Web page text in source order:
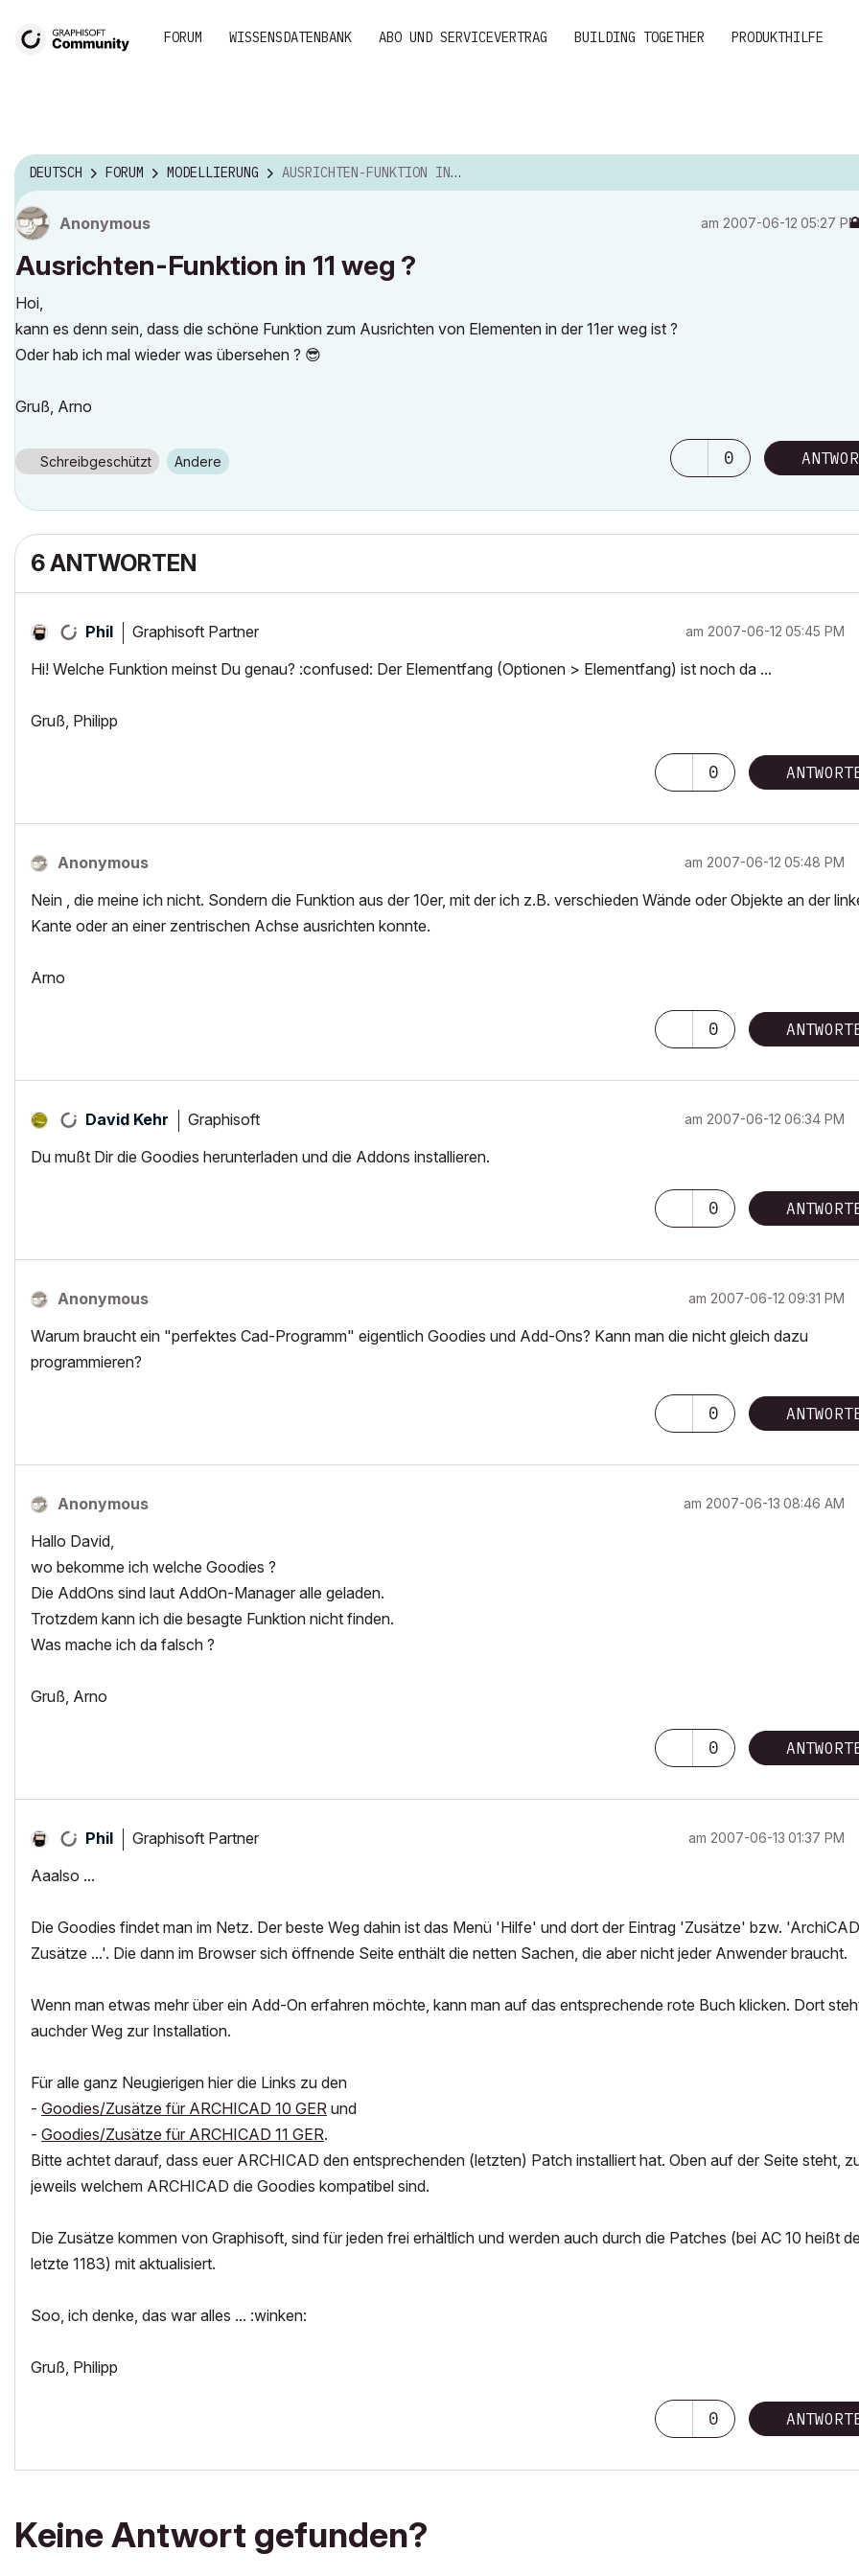
FORUM WISSENSDATENBANK ABO UND SERVICEVERTRAG BUILDING TOGETHER PRODUKTHILFE
DEUTSCH FORUM MODELLIERUNG AUSRICHTEN-FUNKTION IN 11 WEG ?
Anonymous am ‎2007-06-12 05:27 PM
Ausrichten-Funktion in 11 weg ?
Hoi,
kann es denn sein, dass die schöne Funktion zum Ausrichten von Elementen in der 11er weg ist ?
Oder hab ich mal wieder was übersehen ? 😎
Gruß, Arno
Schreibgeschützt Andere 0
6 ANTWORTEN
Phil Graphisoft Partner am ‎2007-06-12 05:45 PM
Hi! Welche Funktion meinst Du genau? :confused: Der Elementfang (Optionen > Elementfang) ist noch da ...
Gruß, Philipp
0
Anonymous am ‎2007-06-12 05:48 PM
Nein , die meine ich nicht. Sondern die Funktion aus der 10er, mit der ich z.B. verschieden Wände oder Objekte an der
Kante oder an einer zentrischen Achse ausrichten konnte.
Arno
0
David Kehr Graphisoft am ‎2007-06-12 06:34 PM
Du mußt Dir die Goodies herunterladen und die Addons installieren.
0
Anonymous am ‎2007-06-12 09:31 PM
Warum braucht ein "perfektes Cad-Programm" eigentlich Goodies und Add-Ons? Kann man die nicht gleich dazu
programmieren?
0
Anonymous am ‎2007-06-13 08:46 AM
Hallo David,
wo bekomme ich welche Goodies ?
Die AddOns sind laut AddOn-Manager alle geladen.
Trotzdem kann ich die besagte Funktion nicht finden.
Was mache ich da falsch ?
Gruß, Arno
0
Phil Graphisoft Partner am ‎2007-06-13 01:37 PM
Aaalso ...
Die Goodies findet man im Netz. Der beste Weg dahin ist das Menü 'Hilfe' und dort der Eintrag 'Zusätze' bzw.
Zusätze ...'. Die dann im Browser sich öffnende Seite enthält die netten Sachen, die aber nicht jeder Anwender braucht.
Wenn man etwas mehr über ein Add-On erfahren möchte, kann man auf das entsprechende rote Buch klicken. Dort
auchder Weg zur Installation.
Für alle ganz Neugierigen hier die Links zu den
- Goodies/Zusätze für ARCHICAD 10 GER und
- Goodies/Zusätze für ARCHICAD 11 GER.
Bitte achtet darauf, dass euer ARCHICAD den entsprechenden (letzten) Patch installiert hat. Oben auf der Seite steht,
jeweils welchem ARCHICAD die Goodies kompatibel sind.
Die Zusätze kommen von Graphisoft, sind für jeden frei erhältlich und werden auch durch die Patches (bei AC 10 heißt
letzte 1183) mit aktualisiert.
Soo, ich denke, das war alles ... :winken:
Gruß, Philipp
0
Keine Antwort gefunden?